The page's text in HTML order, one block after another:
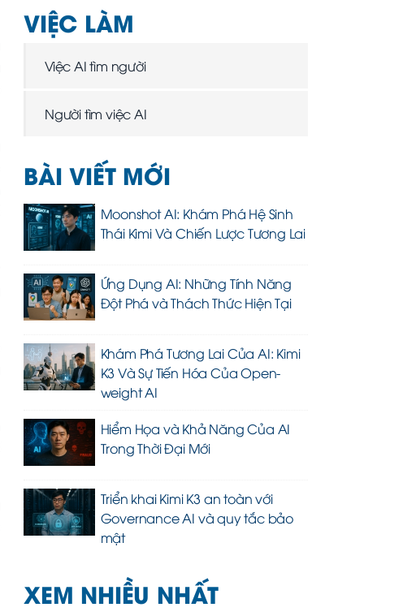
VIỆC LÀM
Việc AI tìm người
Người tìm việc AI
BÀI VIẾT MỚI
Moonshot AI: Khám Phá Hệ Sinh
Thái Kimi Và Chiến Lược Tương Lai
Ứng Dụng AI: Những Tính Năng
Đột Phá và Thách Thức Hiện Tại
Khám Phá Tương Lai Của AI: Kimi
K3 Và Sự Tiến Hóa Của Open-
weight AI
Hiểm Họa và Khả Năng Của AI
Trong Thời Đại Mới
Triển khai Kimi K3 an toàn với
Governance AI và quy tắc bảo
mật
XEM NHIỀU NHẤT